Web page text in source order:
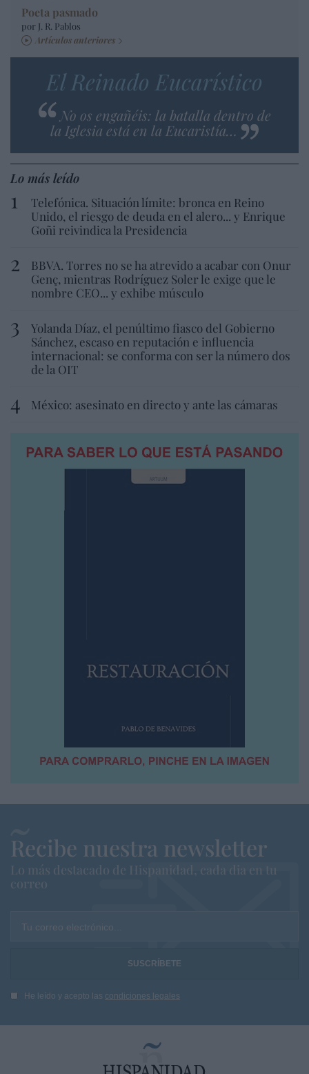
Poeta pasmado
por J. R. Pablos
Artículos anteriores
El Reinado Eucarístico
No os engañéis: la batalla dentro de
la Iglesia está en la Eucaristía…
Lo más leído
Telefónica. Situación límite: bronca en Reino
Unido, el riesgo de deuda en el alero... y Enrique
Goñi reivindica la Presidencia
BBVA. Torres no se ha atrevido a acabar con Onur
Genç, mientras Rodríguez Soler le exige que le
nombre CEO... y exhibe músculo
Yolanda Díaz, el penúltimo fiasco del Gobierno
Sánchez, escaso en reputación e influencia
internacional: se conforma con ser la número dos
de la OIT
México: asesinato en directo y ante las cámaras
Recibe nuestra newsletter
Lo más destacado de Hispanidad, cada dia en tu
correo
Tu correo electrónico...
He leído y acepto las condiciones legales